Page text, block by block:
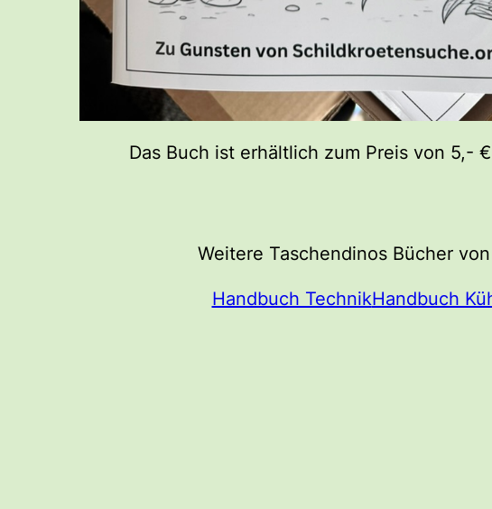
Das Buch ist erhältlich zum Preis von 5,-
Weitere Taschendinos Bücher
Handbuch TechnikHandbuch